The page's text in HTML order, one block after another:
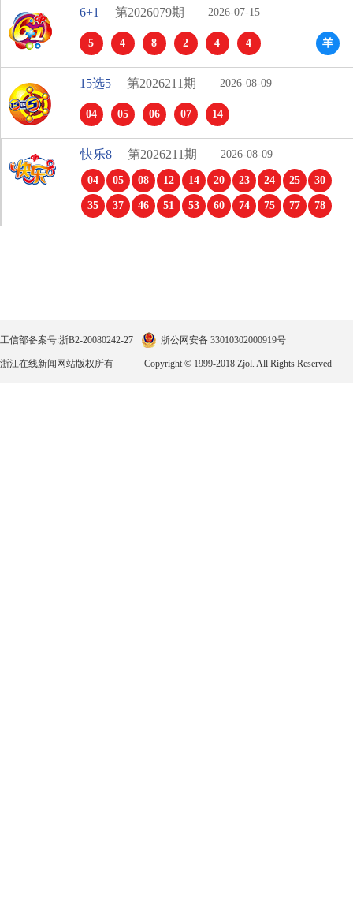
工信部备案号:浙B2-20080242-27 浙公网安备 33010302000919号
浙江在线新闻网站版权所有 Copyright © 1999-2018 Zjol. All Rights Reserved